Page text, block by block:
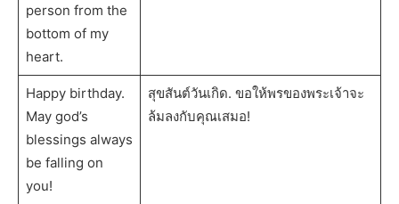
person from the
bottom of my
heart.
Happy birthday.
May god’s
blessings always
be falling on
you!
สุขสันต์วันเกิด. ขอให้พรของพระเจ้าจะ
ล้มลงกับคุณเสมอ!